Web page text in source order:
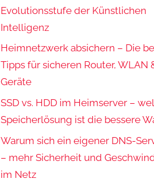
Evolutionsstufe der Künstlichen
Intelligenz
Heimnetzwerk absichern – Die
Tipps für sicheren Router, WLAN
Geräte
SSD vs. HDD im Heimserver –
Speicherlösung ist die bessere
Warum sich ein eigener DNS-
– mehr Sicherheit und
im Netz